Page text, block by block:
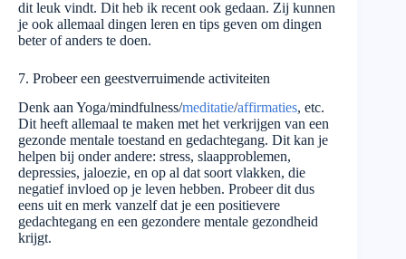
dit leuk vindt. Dit heb ik recent ook gedaan. Zij kunnen
je ook allemaal dingen leren en tips geven om dingen
beter of anders te doen.
7. Probeer een geestverruimende activiteiten
Denk aan Yoga/mindfulness/meditatie/affirmaties, etc.
Dit heeft allemaal te maken met het verkrijgen van een
gezonde mentale toestand en gedachtegang. Dit kan je
helpen bij onder andere: stress, slaapproblemen,
depressies, jaloezie, en op al dat soort vlakken, die
negatief invloed op je leven hebben. Probeer dit dus
eens uit en merk vanzelf dat je een positievere
gedachtegang en een gezondere mentale gezondheid
krijgt.